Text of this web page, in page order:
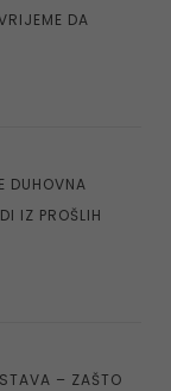
DA
DUHOVNA
IZ PROŠLIH
– ZAŠTO